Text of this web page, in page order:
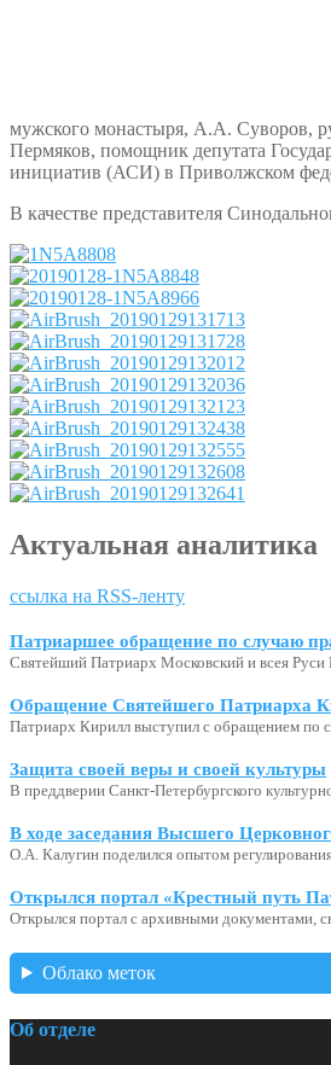
мужского монастыря, А.А. Суворов,
Пермяков, помощник депутата
инициатив (АСИ) в Приволжском
В качестве представителя
Актуальная аналитика
ссылка на RSS-ленту
Патриаршее обращение по случаю
Святейший Патриарх Московский и всея
Обращение Святейшего Патриарха
Патриарх Кирилл выступил с обращением по
Защита своей веры и своей культуры
В преддверии Санкт-Петербургского
В ходе заседания Высшего
О.А. Калугин поделился опытом
Открылся портал «Крестный путь
Открылся портал с архивными документами,
Облако меток
Об отделе